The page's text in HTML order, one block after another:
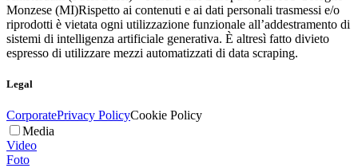
Monzese (MI)Rispetto ai contenuti e ai dati personali trasmessi e/o
riprodotti è vietata ogni utilizzazione funzionale all’addestramento di
sistemi di intelligenza artificiale generativa. È altresì fatto divieto
espresso di utilizzare mezzi automatizzati di data scraping.
Legal
CorporatePrivacy PolicyCookie Policy
Media
Video
Foto